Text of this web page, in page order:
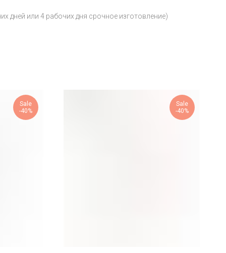
дней или 4 рабочих дня срочное изготовление)
Sale
-40%
Sale
-40%